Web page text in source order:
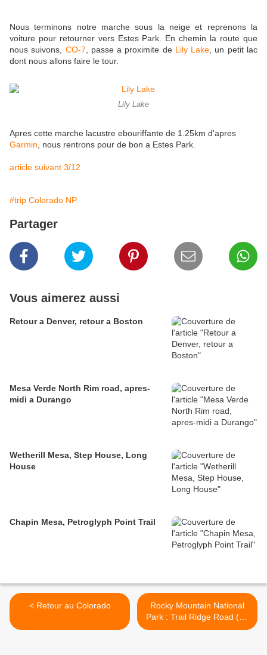
Nous terminons notre marche sous la neige et reprenons la
voiture pour retourner vers Estes Park. En chemin la route que
nous suivons, CO-7 , passe a proximite de Lily Lake , un petit lac
dont nous allons faire le tour.
Lily Lake
Apres cette marche lacustre ebouriffante de 1.25km d'apres
Garmin , nous rentrons pour de bon a Estes Park.
article suivant 3/12
#trip Colorado NP
Partager
Vous aimerez aussi
Retour a Denver, retour a Boston
Mesa Verde North Rim road, apres-
midi a Durango
Wetherill Mesa, Step House, Long
House
Chapin Mesa, Petroglyph Point Trail
< Retour au Colorado
Rocky Mountain National
Park : Trail Ridge Road (ou
pas) >